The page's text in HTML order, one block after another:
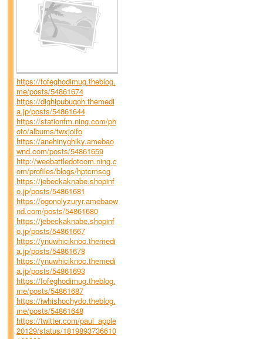
https://fofeghodimug.theblog.
me/posts/54861674
https://dighipubuqoh.themedi
a.jp/posts/54861644
https://stationfm.ning.com/ph
oto/albums/twxjoifo
https://anehinyghiky.amebao
wnd.com/posts/54861659
http://weebattledotcom.ning.c
om/profiles/blogs/hptcmscg
https://jebeckaknabe.shopinf
o.jp/posts/54861681
https://ogonolyzuryr.amebaow
nd.com/posts/54861680
https://jebeckaknabe.shopinf
o.jp/posts/54861667
https://ynuwhiciknoc.themedi
a.jp/posts/54861678
https://ynuwhiciknoc.themedi
a.jp/posts/54861693
https://fofeghodimug.theblog.
me/posts/54861687
https://iwhishochydo.theblog.
me/posts/54861648
https://twitter.com/paul_apple
20129/status/1819893736610